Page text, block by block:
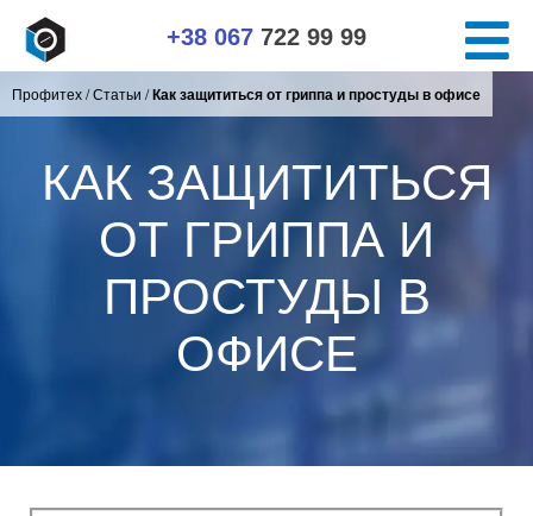
+38 067722 99 99
Профитех/Статьи /Как защититься от гриппа и простуды в офисе
КАК ЗАЩИТИТЬСЯ
ОТ ГРИППА И
ПРОСТУДЫ В
ОФИСЕ